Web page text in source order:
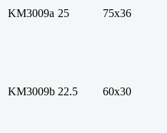
KM3009a 25 75х36
KM3009b 22.5 60х30